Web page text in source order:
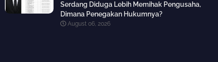
Serdang Diduga Lebih Memihak Pengusaha,
Dimana Penegakan Hukumnya?
August 06, 2026